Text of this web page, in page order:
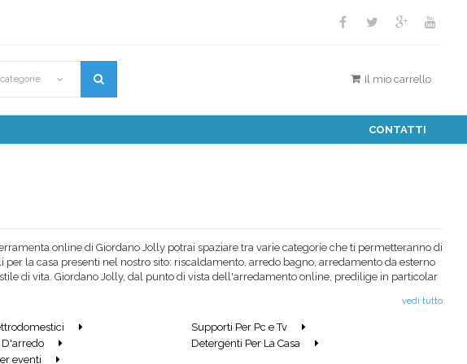
Il mio carrello
CONTATTI
online di Giordano Jolly potrai spaziare tra varie categorie che ti permetteranno di
la casa presenti nel nostro sito: riscaldamento, arredo bagno, arredamento da esterno
di vita. Giordano Jolly, dal punto di vista dell'arredamento online, predilige in particolar
poter migliorare il tuo bagno, o anche per pulire la tua casa in maniera facile e veloce.
utili per pulire qualsiasi tipologia di pavimento come il marmo o il legno, eliminare la
vedi tutto
Supporti Per Pc e Tv
Detergenti Per La Casa
eventi